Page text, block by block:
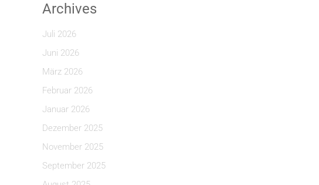
Archives
Juli 2026
Juni 2026
März 2026
Februar 2026
Januar 2026
Dezember 2025
November 2025
September 2025